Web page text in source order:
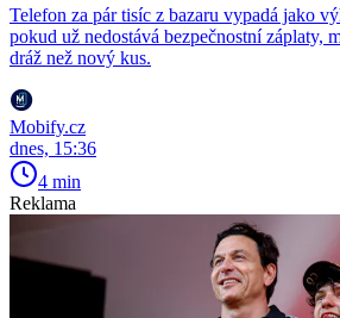
Telefon za pár tisíc z bazaru vypadá jako
pokud už nedostává bezpečnostní záplaty,
dráž než nový kus.
Mobify.cz
dnes, 15:36
4 min
Reklama